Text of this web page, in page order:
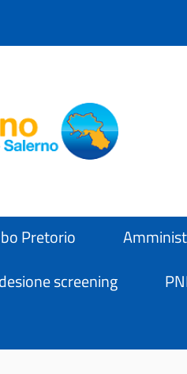
ASL
ASL
Pretorio
screening